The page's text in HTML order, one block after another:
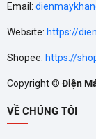
dài tuổi thọ cho
CÔNG NGHỆ
Email:
Website: https://
Shopee: https://
Copyright ©Điện
VỀ CHÚNG TÔI